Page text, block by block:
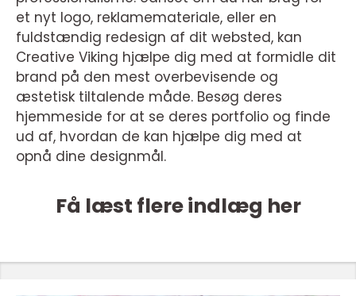
et nyt logo, reklamemateriale, eller en
fuldstændig redesign af dit websted, kan
Creative Viking hjælpe dig med at formidle dit
brand på den mest overbevisende og
æstetisk tiltalende måde. Besøg deres
hjemmeside for at se deres portfolio og finde
ud af, hvordan de kan hjælpe dig med at
opnå dine designmål.
Få læst flere indlæg her